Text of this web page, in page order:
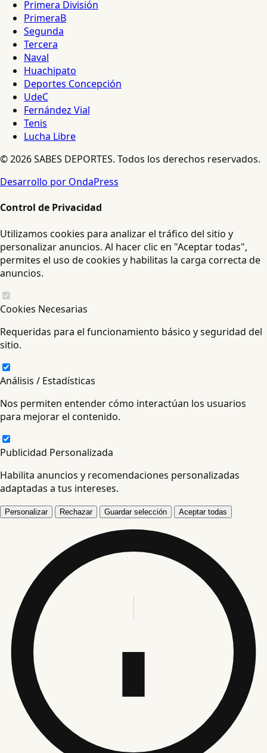
Primera División
PrimeraB
Segunda
Tercera
Naval
Huachipato
Deportes Concepción
UdeC
Fernández Vial
Tenis
Lucha Libre
© 2026 SABES DEPORTES. Todos los derechos reservados.
Desarrollo por OndaPress
Control de Privacidad
Utilizamos cookies para analizar el tráfico del sitio y
personalizar anuncios. Al hacer clic en "Aceptar todas",
permites el uso de cookies y habilitas la carga correcta de
anuncios.
Cookies Necesarias
Requeridas para el funcionamiento básico y seguridad del
sitio.
Análisis / Estadísticas
Nos permiten entender cómo interactúan los usuarios
para mejorar el contenido.
Publicidad Personalizada
Habilita anuncios y recomendaciones personalizadas
adaptadas a tus intereses.
Personalizar Rechazar Guardar selección Aceptar todas